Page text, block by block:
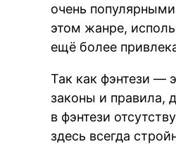
очень
этом жанре,
ещё более
Так как фэнтези —
законы и правила,
в фэнтези
здесь всегда